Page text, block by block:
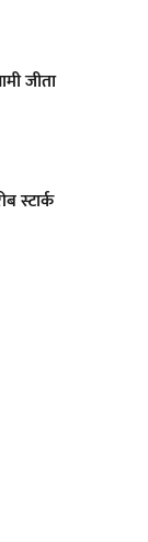
जीता
स्टार्क